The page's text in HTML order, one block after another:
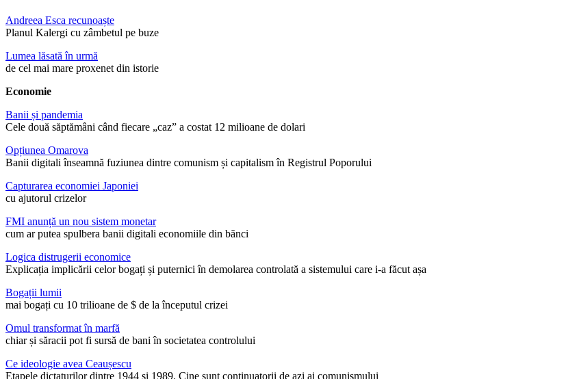
Andreea Esca recunoaște
Planul Kalergi cu zâmbetul pe buze
Lumea lăsată în urmă
de cel mai mare proxenet din istorie
Economie
Banii și pandemia
Cele două săptămâni când fiecare „caz” a costat 12 milioane de dolari
Opțiunea Omarova
Banii digitali înseamnă fuziunea dintre comunism și capitalism în Registrul Poporului
Capturarea economiei Japoniei
cu ajutorul crizelor
FMI anunță un nou sistem monetar
cum ar putea spulbera banii digitali economiile din bănci
Logica distrugerii economice
Explicația implicării celor bogați și puternici în demolarea controlată a sistemului care i-a făcut așa
Bogații lumii
mai bogați cu 10 trilioane de $ de la începutul crizei
Omul transformat în marfă
chiar și săracii pot fi sursă de bani în societatea controlului
Ce ideologie avea Ceaușescu
Etapele dictaturilor dintre 1944 și 1989. Cine sunt continuatorii de azi ai comunismului